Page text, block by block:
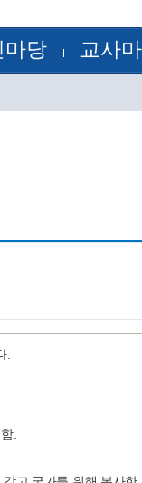
마당
(교육청)
황
교사
학교소개
열린마당
.
.